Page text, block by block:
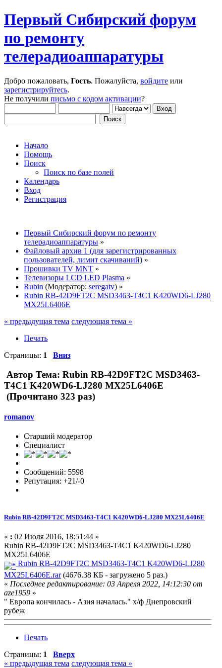
Первый Сибирский форум
по ремонту
телерадиоаппаратуры
Добро пожаловать, Гость. Пожалуйста, войдите или
зарегистрируйтесь.
Не получили письмо с кодом активации?
Начало
Помощь
Поиск
Поиск по базе полей
Календарь
Вход
Регистрация
Первый Сибирский форум по ремонту
телерадиоаппаратуры »
Файловый архив 1 (для зарегистрированных
пользователей, лимит скачиваний) »
Прошивки TV MNT »
Телевизоры LCD LED Plasma »
Rubin (Модератор: seregatv) »
Rubin RB-42D9FT2C MSD3463-T4C1 K420WD6-LJ280
MX25L6406E
« предыдущая тема следующая тема »
Печать
Страницы: 1 Вниз
Автор Тема: Rubin RB-42D9FT2C MSD3463-
T4C1 K420WD6-LJ280 MX25L6406E
(Прочитано 323 раз)
romanov
Старший модератор
Специалист
Сообщений: 5598
Репутация: +21/-0
Rubin RB-42D9FT2C MSD3463-T4C1 K420WD6-LJ280 MX25L6406E
« : 02 Июля 2016, 18:51:44 »
Rubin RB-42D9FT2C MSD3463-T4C1 K420WD6-LJ280
MX25L6406E
Rubin RB-42D9FT2C MSD3463-T4C1 K420WD6-LJ280
MX25L6406E.rar(4676.38 КБ - загружено 5 раз.)
« Последнее редактирование: 03 Апреля 2022, 14:12:30 от
aze1959 »
" Европа кончилась - Азия началась." х/ф Днепровский
рубеж
Печать
Страницы: 1
Вверх
« предыдущая тема следующая тема »